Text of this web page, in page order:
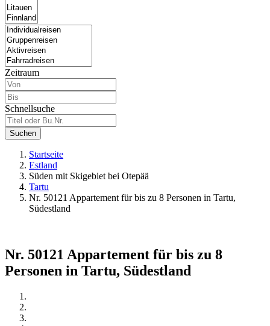
Zeitraum
Schnellsuche
Suchen
Startseite
Estland
Süden mit Skigebiet bei Otepää
Tartu
Nr. 50121 Appartement für bis zu 8 Personen in Tartu,
Südestland
Nr. 50121 Appartement für bis zu 8
Personen in Tartu, Südestland